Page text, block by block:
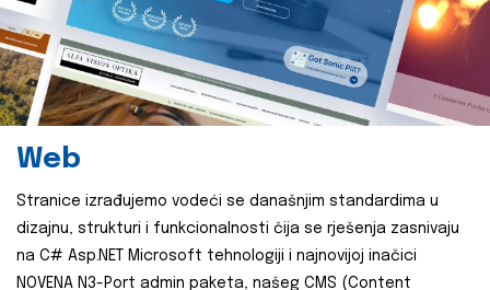
Web
Stranice izrađujemo vodeći se današnjim standardima u
dizajnu, strukturi i funkcionalnosti čija se rješenja zasnivaju
na C# Asp.NET Microsoft tehnologiji i najnovijoj inačici
NOVENA N3-Port admin paketa, našeg CMS (Content